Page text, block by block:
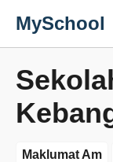
MySchool
Maklumat Am